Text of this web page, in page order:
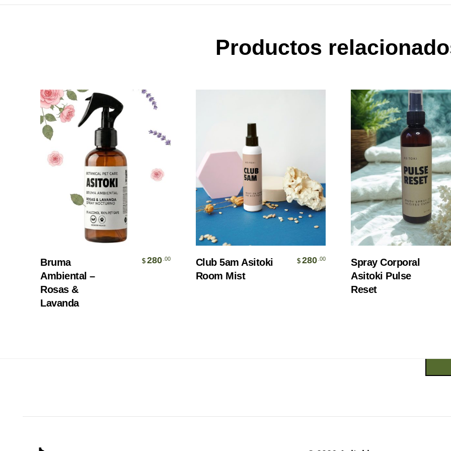
Productos
Bruma
Ambiental –
Rosas &
Lavanda
$ 280 .00
Club 5am Asitoki
Room Mist
$ 280 .00
Spray Corporal
Asitoki Pulse
Reset
The Blog
Nosotros
Contáctanos
Room Mists